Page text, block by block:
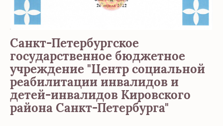
Санкт-Петербургское
государственное бюджетное
учреждение "Центр социальной
реабилитации инвалидов и
детей-инвалидов Кировского
района Санкт-Петербурга"